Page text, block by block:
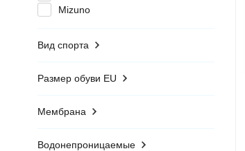
Mizuno
Вид спорта
Размер обуви EU
Мембрана
Водонепроницаемые